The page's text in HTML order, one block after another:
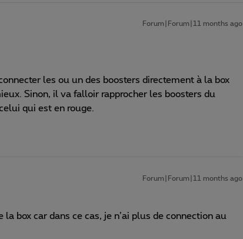
Forum|Forum|11 months ago
les ou un des boosters directement à la box
Sinon, il va falloir rapprocher les boosters du
qui est en rouge.
Forum|Forum|11 months ago
la box car dans ce cas, je n’ai plus de connection au